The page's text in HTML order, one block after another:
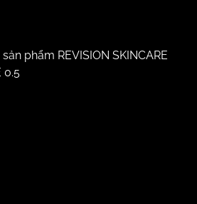
phẩm REVISION SKINCARE
0.5